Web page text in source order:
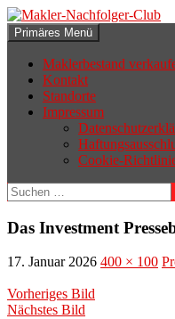
Zum
Inhalt
springen
Makler-
Suchen
Primäres Menü
Maklerbestand
Kontakt
Standorte
Impressum
Cookie-
Suchen
nach:
Das Investment
17. Januar 2026 400 × 100
Vorheriges Bild
Nächstes Bild